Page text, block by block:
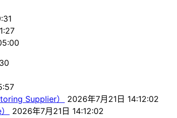
Supplier）
2026年7月21日 14:12:02
2026年7月21日 14:12:02